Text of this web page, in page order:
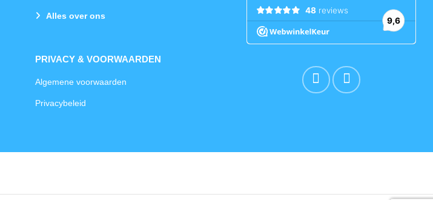
Alles over ons
PRIVACY & VOORWAARDEN
Algemene voorwaarden
Privacybeleid